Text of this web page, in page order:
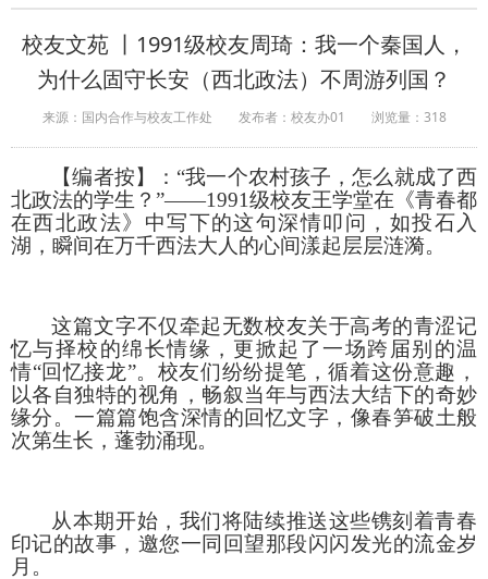
校友文苑 丨1991级校友周琦：我一个秦国人，
为什么固守长安（西北政法）不周游列国？
来源：国内合作与校友工作处 发布者：校友办01 浏览量： 318
【编者按】： “我一个农村孩子，怎么就成了西
北政法的学生？”——1991级校友王学堂在《青春都
在西北政法》中写下的这句深情叩问，如投石入
湖，瞬间在万千西法大人的心间漾起层层涟漪。
这篇文字不仅牵起无数校友关于高考的青涩记
忆与择校的绵长情缘，更掀起了一场跨届别的温
情“回忆接龙”。校友们纷纷提笔，循着这份意趣，
以各自独特的视角，畅叙当年与西法大结下的奇妙
缘分。一篇篇饱含深情的回忆文字，像春笋破土般
次第生长，蓬勃涌现。
从本期开始，我们将陆续推送这些镌刻着青春
印记的故事，邀您一同回望那段闪闪发光的流金岁
月。